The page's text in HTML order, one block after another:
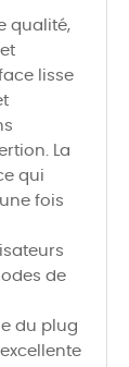
qualité,
lisse
La
qui
fois
de
du plug